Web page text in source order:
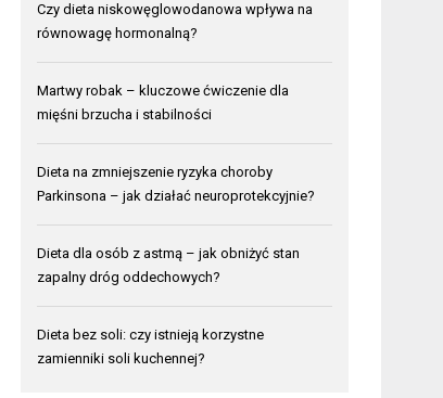
Czy dieta niskowęglowodanowa wpływa na
równowagę hormonalną?
Martwy robak – kluczowe ćwiczenie dla
mięśni brzucha i stabilności
Dieta na zmniejszenie ryzyka choroby
Parkinsona – jak działać neuroprotekcyjnie?
Dieta dla osób z astmą – jak obniżyć stan
zapalny dróg oddechowych?
Dieta bez soli: czy istnieją korzystne
zamienniki soli kuchennej?